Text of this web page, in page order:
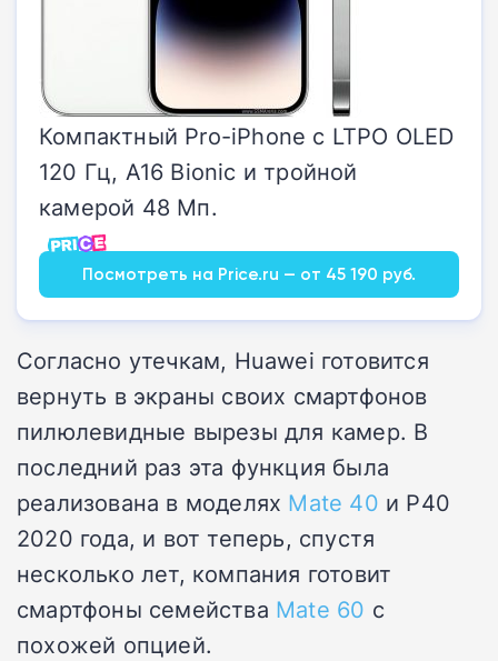
Компактный Pro-iPhone с LTPO OLED
120 Гц, A16 Bionic и тройной
камерой 48 Мп.
Посмотреть на Price.ru — от 45 190 руб.
Согласно утечкам, Huawei готовится
вернуть в экраны своих смартфонов
пилюлевидные вырезы для камер. В
последний раз эта функция была
реализована в моделях Mate 40 и P40
2020 года, и вот теперь, спустя
несколько лет, компания готовит
смартфоны семейства Mate 60 с
похожей опцией.